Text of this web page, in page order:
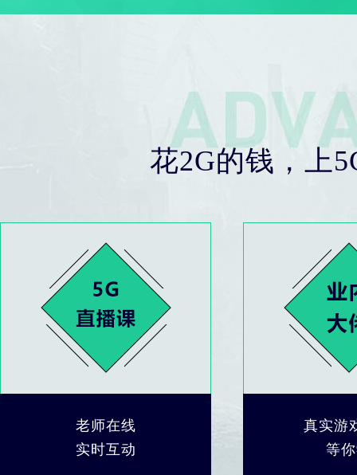
花2G的钱，上
老师在线
实时互动
真实游
等